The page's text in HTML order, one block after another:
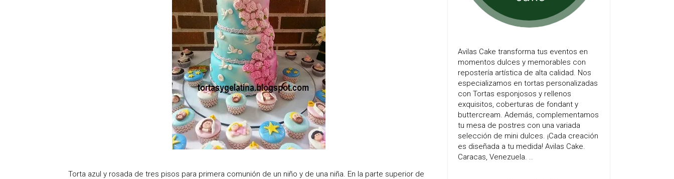
Torta azul y rosada de tres pisos para primera comunión de un niño y de una niña. En la parte superior de
Avilas Cake transforma tus eventos en
momentos dulces y memorables con
repostería artística de alta calidad. Nos
especializamos en tortas personalizadas
con Tortas esponjosos y rellenos
exquisitos, coberturas de fondant y
buttercream. Además, complementamos
tu mesa de postres con una variada
selección de mini dulces. ¡Cada creación
es diseñada a tu medida! Avilas Cake.
Caracas, Venezuela. ..